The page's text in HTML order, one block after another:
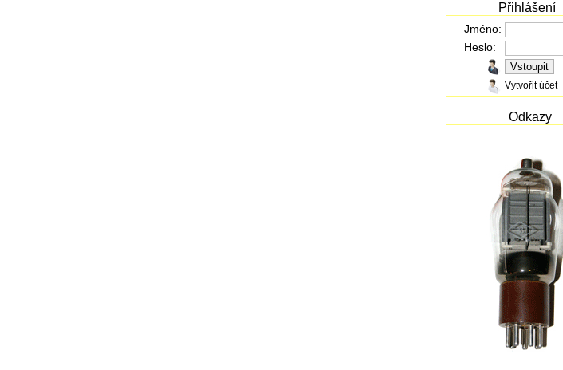
Přihlášení
Jméno:
Heslo:
Vytvořit účet
Odkazy